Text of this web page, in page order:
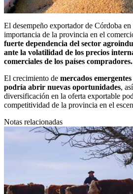
El desempeño exportador de Córdoba
importancia de la provincia en el
fuerte dependencia del sector
ante la volatilidad de los precios
comerciales de los países compradores.
El crecimiento de mercados
podría abrir nuevas oportunidades,
diversificación en la oferta exportable
competitividad de la provincia en el
Notas relacionadas